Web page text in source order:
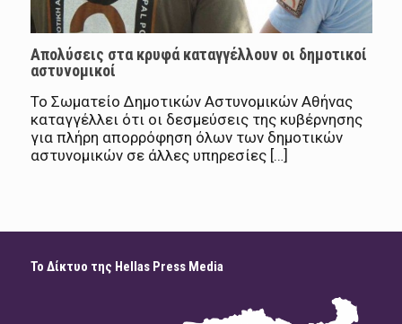
Απολύσεις στα κρυφά καταγγέλλουν οι δημοτικοί
αστυνομικοί
Το Σωματείο Δημοτικών Αστυνομικών Αθήνας
καταγγέλλει ότι οι δεσμεύσεις της κυβέρνησης
για πλήρη απορρόφηση όλων των δημοτικών
αστυνομικών σε άλλες υπηρεσίες […]
Το Δίκτυο της Hellas Press Media